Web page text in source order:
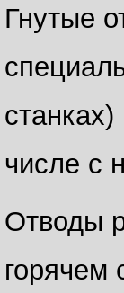
Гнутые
числе с
Отводы
горячем